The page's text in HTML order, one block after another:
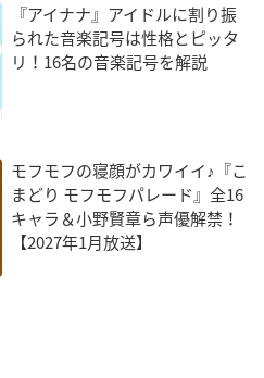
『アイナナ』アイドルに割り振
られた音楽記号は性格とピッタ
リ！16名の音楽記号を解説
モフモフの寝顔がカワイイ♪『こ
まどり モフモフパレード』全16
キャラ＆小野賢章ら声優解禁！
【2027年1月放送】